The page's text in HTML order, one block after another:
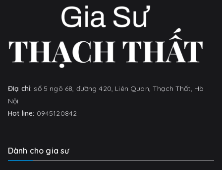
Điạ chỉ:số 5 ngõ 68, đường 420, Liên Quan, Thạch Thất, Hà
Nội
Hot line: 0945120842
Dành cho gia sư